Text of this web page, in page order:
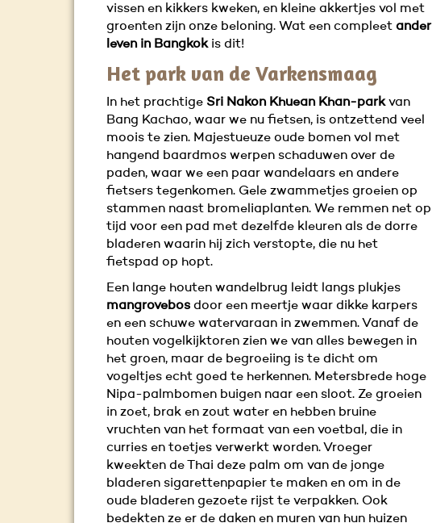
vissen en kikkers kweken, en kleine akkertjes vol met
groenten zijn onze beloning. Wat een compleet ander
leven in Bangkokis dit!
Het park van de Varkensmaag
In het prachtige Sri Nakon Khuean Khan-parkvan
Bang Kachao, waar we nu fietsen, is ontzettend veel
moois te zien. Majestueuze oude bomen vol met
hangend baardmos werpen schaduwen over de
paden, waar we een paar wandelaars en andere
fietsers tegenkomen. Gele zwammetjes groeien op
stammen naast bromeliaplanten. We remmen net op
tijd voor een pad met dezelfde kleuren als de dorre
bladeren waarin hij zich verstopte, die nu het
fietspad op hopt.
Een lange houten wandelbrug leidt langs plukjes
mangrovebos door een meertje waar dikke karpers
en een schuwe watervaraan in zwemmen. Vanaf de
houten vogelkijktoren zien we van alles bewegen in
het groen, maar de begroeiing is te dicht om
vogeltjes echt goed te herkennen. Metersbrede hoge
Nipa-palmbomen buigen naar een sloot. Ze groeien
in zoet, brak en zout water en hebben bruine
vruchten van het formaat van een voetbal, die in
curries en toetjes verwerkt worden. Vroeger
kweekten de Thai deze palm om van de jonge
bladeren sigarettenpapier te maken en om in de
oude bladeren gezoete rijst te verpakken. Ook
bedekten ze er de daken en muren van hun huizen